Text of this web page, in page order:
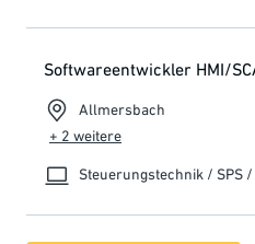
Softwareentwickler HMI/
Allmersbach
+ 2 weitere
Steuerungstechnik / SPS